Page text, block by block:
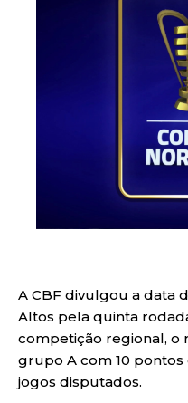
A CBF divulgou a data
Altos pela quinta
competição regional,
grupo A com 10
jogos disputados.